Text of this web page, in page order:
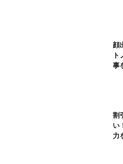
顔
事
割
い
力